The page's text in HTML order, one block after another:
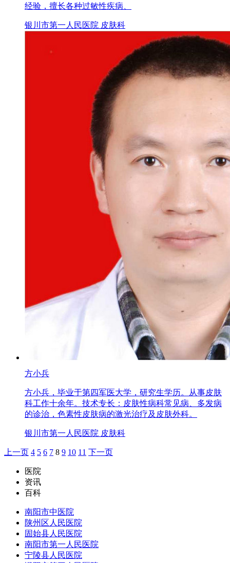
经验，擅长各种过敏性疾病、
银川市第一人民医院 皮肤科
方小兵
方小兵，毕业于第四军医大学，研究生学历。从事皮肤
科工作十余年。技术专长：皮肤性病科常见病、多发病
的诊治，色素性皮肤病的激光治疗及皮肤外科。
银川市第一人民医院 皮肤科
上一页 4 5 6 7 8 9 10 11 下一页
医院
资讯
百科
南阳市中医院
陕州区人民医院
固始县人民医院
南阳市第一人民医院
宁陵县人民医院